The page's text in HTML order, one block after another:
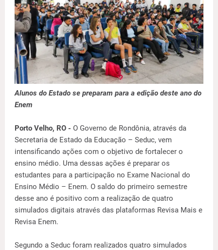
Alunos do Estado se preparam para a edição deste ano do
Enem
Porto Velho, RO - O Governo de Rondônia, através da
Secretaria de Estado da Educação – Seduc, vem
intensificando ações com o objetivo de fortalecer o
ensino médio. Uma dessas ações é preparar os
estudantes para a participação no Exame Nacional do
Ensino Médio – Enem. O saldo do primeiro semestre
desse ano é positivo com a realização de quatro
simulados digitais através das plataformas Revisa Mais e
Revisa Enem.
Segundo a Seduc foram realizados quatro simulados